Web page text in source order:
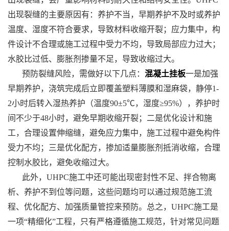
出现裂缝的主要原因有：养护不当，早期养护不及时或养护
温度、湿度不符合要求，导致材料收缩开裂；应力集中，构
件设计不合理或施工过程中受力不均，导致局部应力过大；
水胶比过低、膨胀剂掺量不足，导致收缩过大。
预防裂缝风险，需做好以下几点： 混凝土挂板一是加强
早期养护，浇筑完成后立即覆盖塑料薄膜和湿麻袋，静停1-
2小时后转入湿热养护（温度90±5℃，湿度≥95%），养护时
间不少于48小时，避免早期收缩开裂；二是优化设计和施
工，合理设置伸缩缝，避免应力集中，施工过程中避免构件
受力不均；三是优化配方，掺加适量膨胀剂抵消收缩，合理
控制水胶比，避免收缩过大。
此外，UHPC施工中还可能出现密封性不足、拌合物离
析、养护不到位等问题，这些问题均可以通过规范施工流
程、优化配方、加强质量管控来预防。总之，UHPC施工是
一项“精细化”工程，只有严格遵循施工规范，针对常见问题